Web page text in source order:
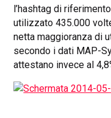
l’hashtag di
utilizzato 435.000
netta maggioranza di
secondo i dati MAP-
attestano invece al